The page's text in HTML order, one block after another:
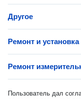
Другое
Ремонт и
Ремонт
Пользователь дал